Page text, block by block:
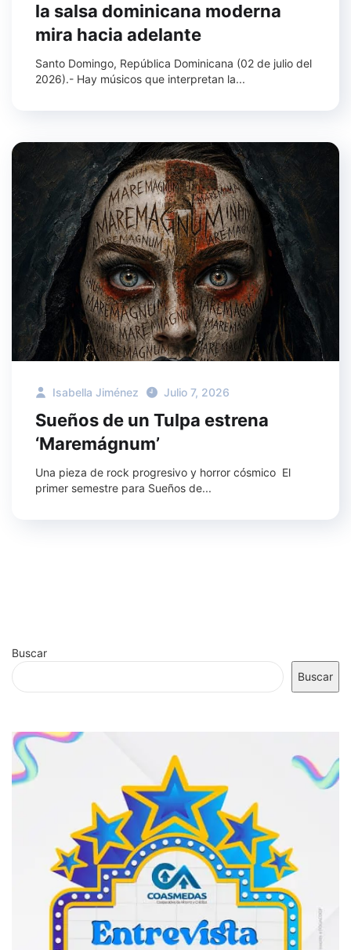
la salsa dominicana moderna
mira hacia adelante
Santo Domingo, República Dominicana (02 de julio del
2026).- Hay músicos que interpretan la...
Isabella Jiménez Julio 7, 2026
Sueños de un Tulpa estrena
‘Maremágnum’
Una pieza de rock progresivo y horror cósmico El
primer semestre para Sueños de...
Buscar
Buscar